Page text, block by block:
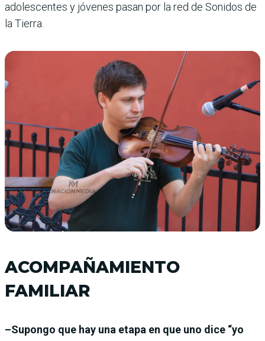
adolescentes y jóvenes pasan por la red de Sonidos de
la Tierra.
ACOMPAÑAMIENTO
FAMILIAR
–Supongo que hay una etapa en que uno dice “yo